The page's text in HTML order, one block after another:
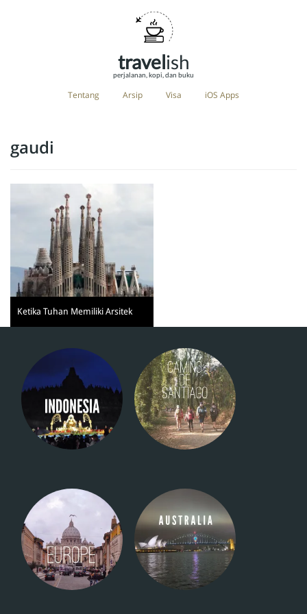
travelish
perjalanan, kopi, dan buku
Tentang Arsip Visa iOS Apps
gaudi
Ketika Tuhan Memiliki Arsitek